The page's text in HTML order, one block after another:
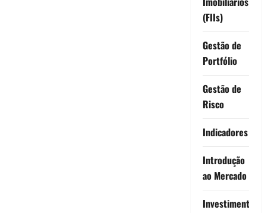
(FIIs)
Gestão de
Portfólio
Gestão de
Risco
Indicadores
Introdução
ao Mercado
Investimentos